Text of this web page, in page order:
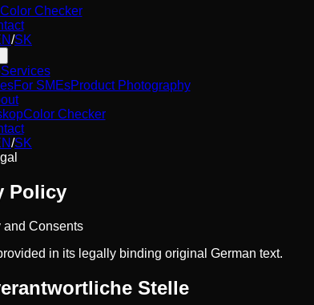
Color Checker
/SK
Services
For SMEsProduct Photography
Color Checker
/SK
Policy
and Consents
in its legally binding original German text.
Stelle